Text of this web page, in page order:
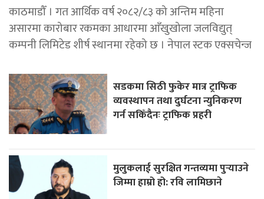
काठमाडौँ । गत आर्थिक वर्ष २०८२/८३ को अन्तिम महिना
असारमा कारोबार रकमका आधारमा आँखुखोला जलविद्युत्
कम्पनी लिमिटेड शीर्ष स्थानमा रहेको छ । नेपाल स्टक एक्सचेन्ज
सडकमा सिठी फुकेर मात्र ट्राफिक
व्यवस्थापन तथा दुर्घटना न्युनिकरण
गर्न सकिँदैनः ट्राफिक प्रहरी
मुलुकलाई सुरक्षित गन्तव्यमा पुर्‍याउने
जिम्मा हाम्रो हो: रवि लामिछाने